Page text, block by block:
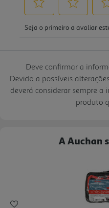
Deve confirmar a
Devido a possíveis
deverá considerar sempre
produto
A Auchan